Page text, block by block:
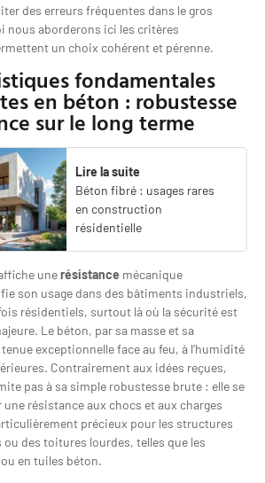
des erreurs fréquentes dans le gros
nous aborderons ici les critères
un choix cohérent et pérenne.
fondamentales
en béton : robustesse
sur le long terme
Lire la suite
Béton fibré : usages rares
en construction
résidentielle
unerésistance mécanique
son usage dans des bâtiments industriels,
résidentiels, surtout là où la sécurité est
Le béton, par sa masse et sa
exceptionnelle face au feu, à l’humidité
Contrairement aux idées reçues,
pas à sa simple robustesse brute : elle se
résistance aux chocs et aux charges
précieux pour les structures
ou des toitures lourdes, telles que les
en tuiles béton.